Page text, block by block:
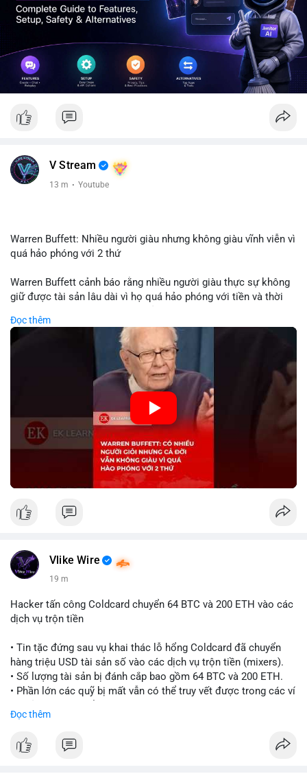
V Stream
13 m · Youtube
Warren Buffett: Nhiều người giàu nhưng không giàu vĩnh viễn vì
quá hảo phóng với 2 thứ
Warren Buffett cảnh báo rằng nhiều người giàu thực sự không
giữ được tài sản lâu dài vì họ quá hảo phóng với tiền và thời
nhuận tái đầu tư và suy giảm sức mạnh tăng trưởng danh mục.
Đối với nhà đầu tư crypto, giữ lại lợi nhuận để tái đầu tư vào
dự án tiềm năng quan trọng hơn chia sẻ quá mức. Cân bằng
đóng góp xã hội và bảo vệ tài sản giúp nhà đầu tư đạt được
bền vững tài chính mà Buffett đề cao.
🎥 Xem video trực tiếp tại:
Nguồn: KIEN THUC KINH TE
Đọc thêm
Vlike Wire
19 m
Hacker tấn công Coldcard chuyển 64 BTC và 200 ETH vào các
dịch vụ trộn tiền
• Tin tặc đứng sau vụ khai thác lỗ hổng Coldcard đã chuyển
hàng triệu USD tài sản số vào các dịch vụ trộn tiền (mixers).
• Số lượng tài sản bị đánh cắp bao gồm 64 BTC và 200 ETH.
• Phần lớn các quỹ bị mất vẫn có thể truy vết được trong các ví
#cryptonews
Đọc thêm